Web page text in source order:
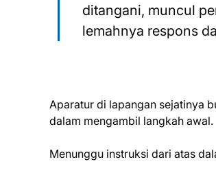
ditangani, muncul
lemahnya respons
Aparatur di lapangan sejatinya
dalam mengambil langkah awal.
Menunggu instruksi dari atas